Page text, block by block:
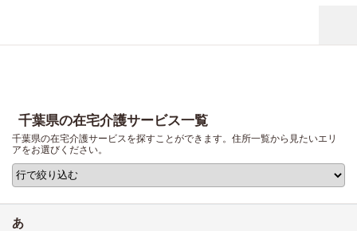
千葉県の在宅介護サービス一覧
千葉県の在宅介護サービスを探すことができます。住所一覧から見たいエリ
アをお選びください。
あ